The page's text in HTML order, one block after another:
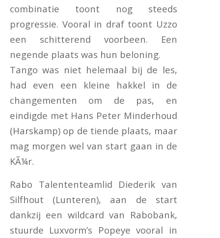
combinatie toont nog steeds
progressie. Vooral in draf toont Uzzo
een schitterend voorbeen. Een
negende plaats was hun beloning.
Tango was niet helemaal bij de les,
had even een kleine hakkel in de
changementen om de pas, en
eindigde met Hans Peter Minderhoud
(Harskamp) op de tiende plaats, maar
mag morgen wel van start gaan in de
KÃ¼r.
Rabo Talententeamlid Diederik van
Silfhout (Lunteren), aan de start
dankzij een wildcard van Rabobank,
stuurde Luxvorm’s Popeye vooral in